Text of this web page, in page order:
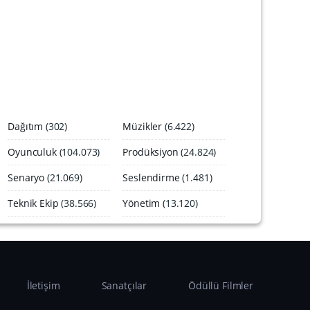
Dağıtım (302) Müzikler (6.422)
Oyunculuk(104.073) Prodüksiyon (24.824)
Senaryo (21.069) Seslendirme(1.481)
Teknik Ekip (38.566) Yönetim (13.120)
İletişim Sanatçılar Ödüllü Filmler